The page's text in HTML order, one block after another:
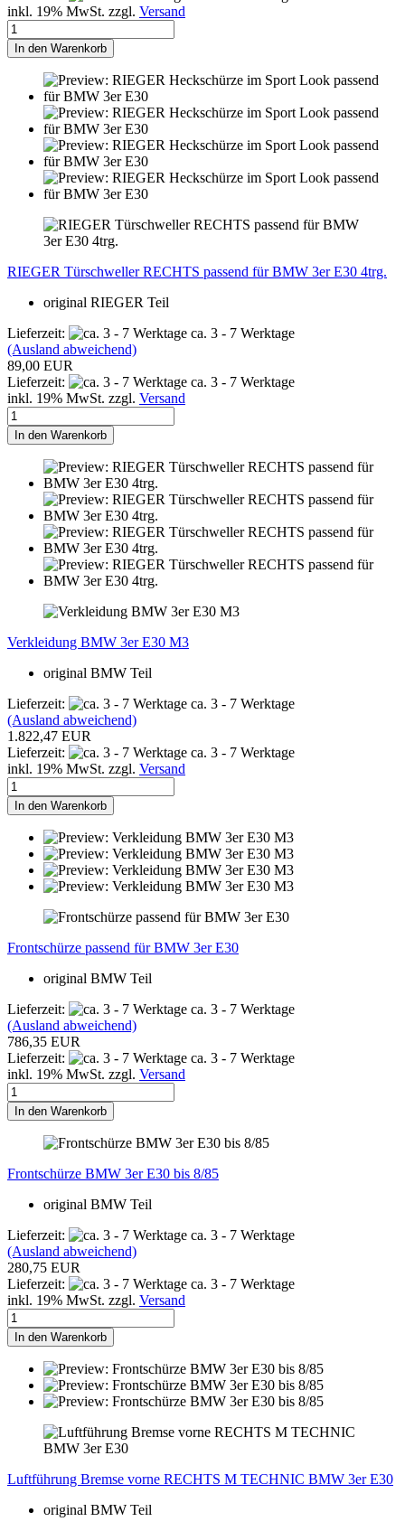
inkl. 19% MwSt. zzgl. Versand
In den Warenkorb
RIEGER Türschweller RECHTS passend für BMW 3er E30 4trg.
original RIEGER Teil
Lieferzeit:
ca. 3 - 7 Werktage
(Ausland abweichend)
89,00 EUR
Lieferzeit:
ca. 3 - 7 Werktage
inkl. 19% MwSt. zzgl. Versand
In den Warenkorb
Verkleidung BMW 3er E30 M3
original BMW Teil
Lieferzeit:
ca. 3 - 7 Werktage
(Ausland abweichend)
1.822,47 EUR
Lieferzeit:
ca. 3 - 7 Werktage
inkl. 19% MwSt. zzgl. Versand
In den Warenkorb
Frontschürze passend für BMW 3er E30
original BMW Teil
Lieferzeit:
ca. 3 - 7 Werktage
(Ausland abweichend)
786,35 EUR
Lieferzeit:
ca. 3 - 7 Werktage
inkl. 19% MwSt. zzgl. Versand
In den Warenkorb
Frontschürze BMW 3er E30 bis 8/85
original BMW Teil
Lieferzeit:
ca. 3 - 7 Werktage
(Ausland abweichend)
280,75 EUR
Lieferzeit:
ca. 3 - 7 Werktage
inkl. 19% MwSt. zzgl. Versand
In den Warenkorb
Luftführung Bremse vorne RECHTS M TECHNIC BMW 3er E30
original BMW Teil